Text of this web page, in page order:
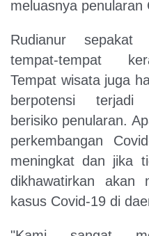
meluasnya penularan
Rudianur sepakat
tempat-tempat
Tempat wisata juga
berpotensi terjadi
berisiko penularan.
perkembangan
meningkat dan jika
dikhawatirkan akan
kasus Covid-19 di